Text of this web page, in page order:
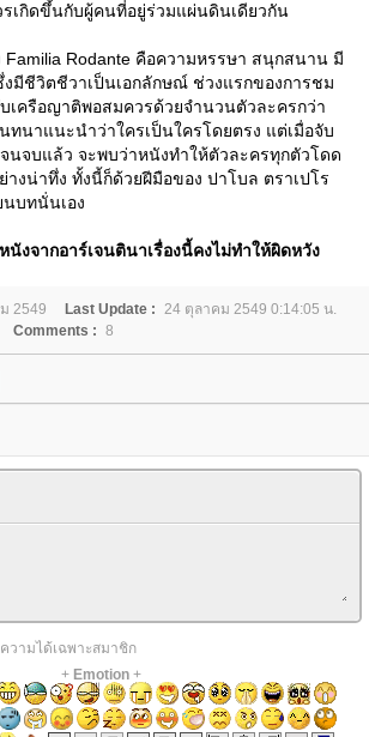
รเกิดขึ้นกับผู้คนที่อยู่ร่วมแผ่นดินเดียวกัน
Rodante คือความหรรษา สนุกสนาน มี
มีชีวิตชีวาเป็นเอกลักษณ์ ช่วงแรกของการชม
เครือญาติพอสมควรด้วยจำนวนตัวละครกว่า
ทนาแนะนำว่าใครเป็นใครโดยตรง แต่เมื่อจับ
นจบแล้ว จะพบว่าหนังทำให้ตัวละครทุกตัวโดด
างน่าทึ่ง ทั้งนี้ก็ด้วยฝีมือของ ปาโบล ตราเปโร
นบทนั่นเอง
งจากอาร์เจนตินาเรื่องนี้คงไม่ทำให้ผิดหวัง
2549 Last Update : 24 ตุลาคม 2549 0:14:05 น.
Comments : 8
วามได้เฉพาะสมาชิก
+ Emotion+